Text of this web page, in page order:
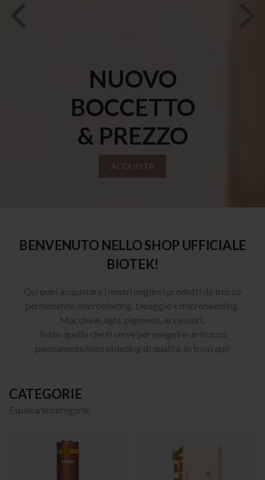
NUOVO
BOCCETTO
& PREZZO
ACQUISTA
BENVENUTO NELLO SHOP UFFICIALE
BIOTEK!
Qui puoi acquistare i nostri migliori prodotti da trucco
permanente, microblading, tauaggio e microneedling.
Macchine, aghi, pigmenti, accessori..
Tutto quello che ti serve per eseguire un trucco
permanente/microblading di qualità, lo trovi qui!
CATEGORIE
Esplora le categorie